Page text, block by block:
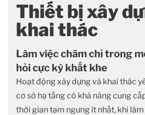
Thiết bị xây
khai thác
Làm việc chăm chỉ trong
hỏi cực kỳ khắt khe
Hoạt động xây dựng và khai thác
cơ sở hạ tầng có khả năng cung
thời gian tạm ngưng ít nhất, khi